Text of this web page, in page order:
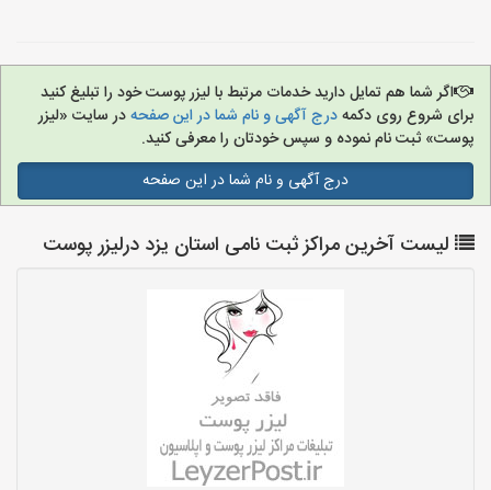
اگر شما هم تمایل دارید خدمات مرتبط با لیزر پوست خود را تبلیغ کنید
برای شروع روی دکمهدرج آگهی و نام شما در این صفحهدر سایت «لیزر
پوست» ثبت نام نموده و سپس خودتان را معرفی کنید.
درج آگهی و نام شما در این صفحه
لیست آخرین مراکز ثبت نامی استان یزد درلیزر پوست